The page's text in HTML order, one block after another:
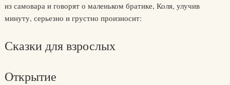
из самовара и говорят о маленьком братике, Коля, улучив
минуту, серьезно и грустно произносит:
Сказки для взрослых
Открытие